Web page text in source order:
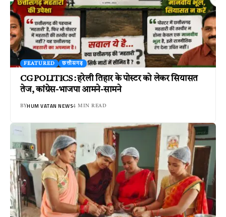
FEATURED छत्तीसगढ़
CG POLITICS : हरेली तिहार के पोस्टर को लेकर सियासत
तेज, कांग्रेस-भाजपा आमने-सामने
BYHUM VATAN NEWS4 MIN READ